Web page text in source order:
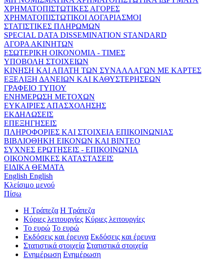
ΧΡΗΜΑΤΟΠΙΣΤΩΤΙΚΕΣ ΑΓΟΡΕΣ
ΧΡΗΜΑΤΟΠΙΣΤΩΤΙΚΟΙ ΛΟΓΑΡΙΑΣΜΟΙ
ΣΤΑΤΙΣΤΙΚΕΣ ΠΛΗΡΩΜΩΝ
SPECIAL DATA DISSEMINATION STANDARD
ΑΓΟΡΑ ΑΚΙΝΗΤΩΝ
ΕΣΩΤΕΡΙΚΗ ΟΙΚΟΝΟΜΙΑ - ΤΙΜΕΣ
ΥΠΟΒΟΛΗ ΣΤΟΙΧΕΙΩΝ
ΚΙΝΗΣΗ ΚΑΙ ΑΠΑΤΗ ΤΩΝ ΣΥΝΑΛΛΑΓΩΝ ΜΕ ΚΑΡΤΕΣ
ΕΞΕΛΙΞΗ ΔΑΝΕΙΩΝ ΚΑΙ ΚΑΘΥΣΤΕΡΗΣΕΩΝ
ΓΡΑΦΕΙΟ ΤΥΠΟΥ
ΕΝΗΜΕΡΩΣΗ ΜΕΤΟΧΩΝ
ΕΥΚΑΙΡΙΕΣ ΑΠΑΣΧΟΛΗΣΗΣ
ΕΚΔΗΛΩΣΕΙΣ
ΕΠΕΞΗΓΗΣΕΙΣ
ΠΛΗΡΟΦΟΡΙΕΣ ΚΑΙ ΣΤΟΙΧΕΙΑ ΕΠΙΚΟΙΝΩΝΙΑΣ
ΒΙΒΛΙΟΘΗΚΗ ΕΙΚΟΝΩΝ ΚΑΙ ΒΙΝΤΕΟ
ΣΥΧΝΕΣ ΕΡΩΤΗΣΕΙΣ - ΕΠΙΚΟΙΝΩΝΙΑ
ΟΙΚΟΝΟΜΙΚΕΣ ΚΑΤΑΣΤΑΣΕΙΣ
ΕΙΔΙΚΑ ΘΕΜΑΤΑ
English English
Κλείσιμο μενού
Πίσω
Η Τράπεζα Η Τράπεζα
Κύριες λειτουργίες Κύριες λειτουργίες
Το ευρώ Το ευρώ
Εκδόσεις και έρευνα Εκδόσεις και έρευνα
Στατιστικά στοιχεία Στατιστικά στοιχεία
Ενημέρωση Ενημέρωση